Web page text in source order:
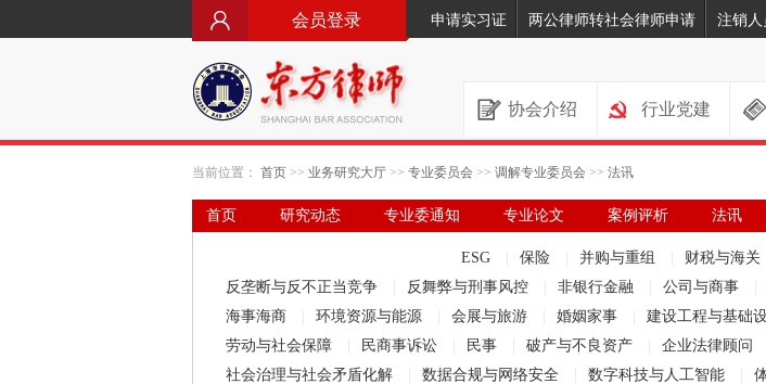
会员登录 申请实习证 两公律师转社会律师申请 注销人
协会介绍 行业党建
当前位置： 首页 >> 业务研究大厅 >> 专业委员会 >> 调解专业委员会 >> 法讯
首页 研究动态 专业委通知 专业论文 案例评析 法讯
ESG 保险 并购与重组 财税与海关
反垄断与反不正当竞争
反舞弊与刑事风控 非银行金融 公司与商事
海事海商
环境资源与能源 会展与旅游 婚姻家事 建设工程与基础
劳动与社会保障
民商事诉讼 民事 破产与不良资产 企业法律顾问
社会治理与社会矛盾化解
数据合规与网络安全 数字科技与人工智能